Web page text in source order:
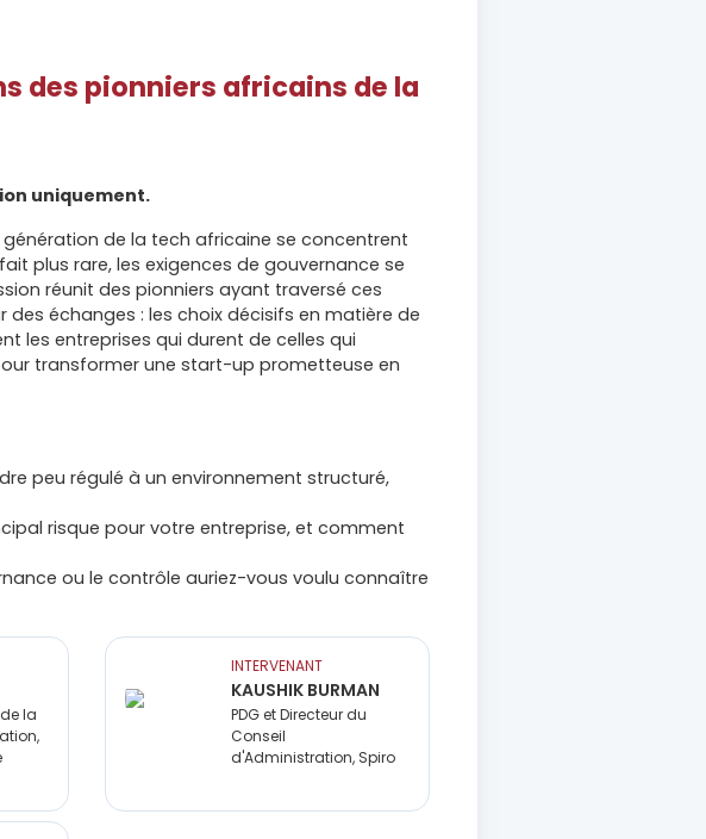
des pionniers africains de la
uniquement.
de la tech africaine se concentrent
plus rare, les exigences de gouvernance se
réunit des pionniers ayant traversé ces
échanges : les choix décisifs en matière de
les entreprises qui durent de celles qui
transformer une start-up prometteuse en
peu régulé à un environnement structuré,
risque pour votre entreprise, et comment
ou le contrôle auriez-vous voulu connaître
la
INTERVENANT
KAUSHIK BURMAN
PDG et Directeur du
Conseil
d'Administration, Spiro